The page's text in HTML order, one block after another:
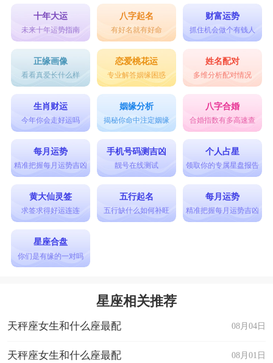
十年大运
未来十年运势指南
八字起名
有好名就有好命
财富运势
抓住机会做个有钱人
正缘画像
看看真爱长什么样
恋爱桃花运
专业解答姻缘困惑
姓名配对
多维分析配对情况
生肖财运
今年你会走好运吗
姻缘分析
揭秘你命中注定姻缘
八字合婚
合婚指数有多高速查
每月运势
精准把握每月运势吉凶
手机号码测吉凶
靓号在线测试
个人占星
领取你的专属星盘报告
黄大仙灵签
求签求得好运连连
五行起名
五行缺什么如何补旺
每月运势
精准把握每月运势吉凶
星座合盘
你们是有缘的一对吗
星座相关推荐
08月04日
天秤座女生和什么座最配
08月01日
天秤座女生和什么座最配